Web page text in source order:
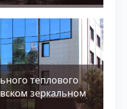
теплового
зеркальном